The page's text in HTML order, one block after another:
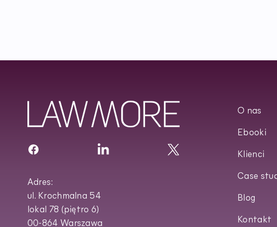
Adres:
ul. Krochmalna 54
lokal 78 (piętro 6)
00-864 Warszawa
O nas
Ebooki
Klienci
Case
Blog
Kontakt